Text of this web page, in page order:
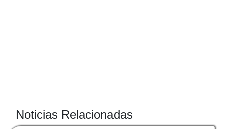
Noticias Relacionadas